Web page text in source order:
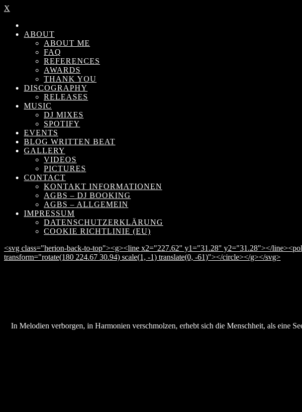
X
ABOUT
ABOUT ME
FAQ
REFERENCES
AWARDS
THANK YOU
DISCOGRAPHY
RELEASES
MUSIC
DJ MIXES
SPOTIFY
EVENTS
BLOG WRITTEN BEAT
GALLERY
VIDEOS
PICTURES
CONTACT
KONTAKT INFORMATIONEN
AGBS – DJ BOOKING
AGBS – ALLGEMEIN
IMPRESSUM
DATENSCHUTZERKLÄRUNG
COOKIE RICHTLINIE (EU)
<svg class="herion-back-to-top"><g><line x2="227.62" y1="31.28" y2="31.28"></
transform="rotate(180 224.67 30.94) scale(1, -1) translate(0, -61)"></circle></g></svg>
In Melodien verborgen, in Harmonien verschmolzen, erhebt sich die Menschheit, als eine